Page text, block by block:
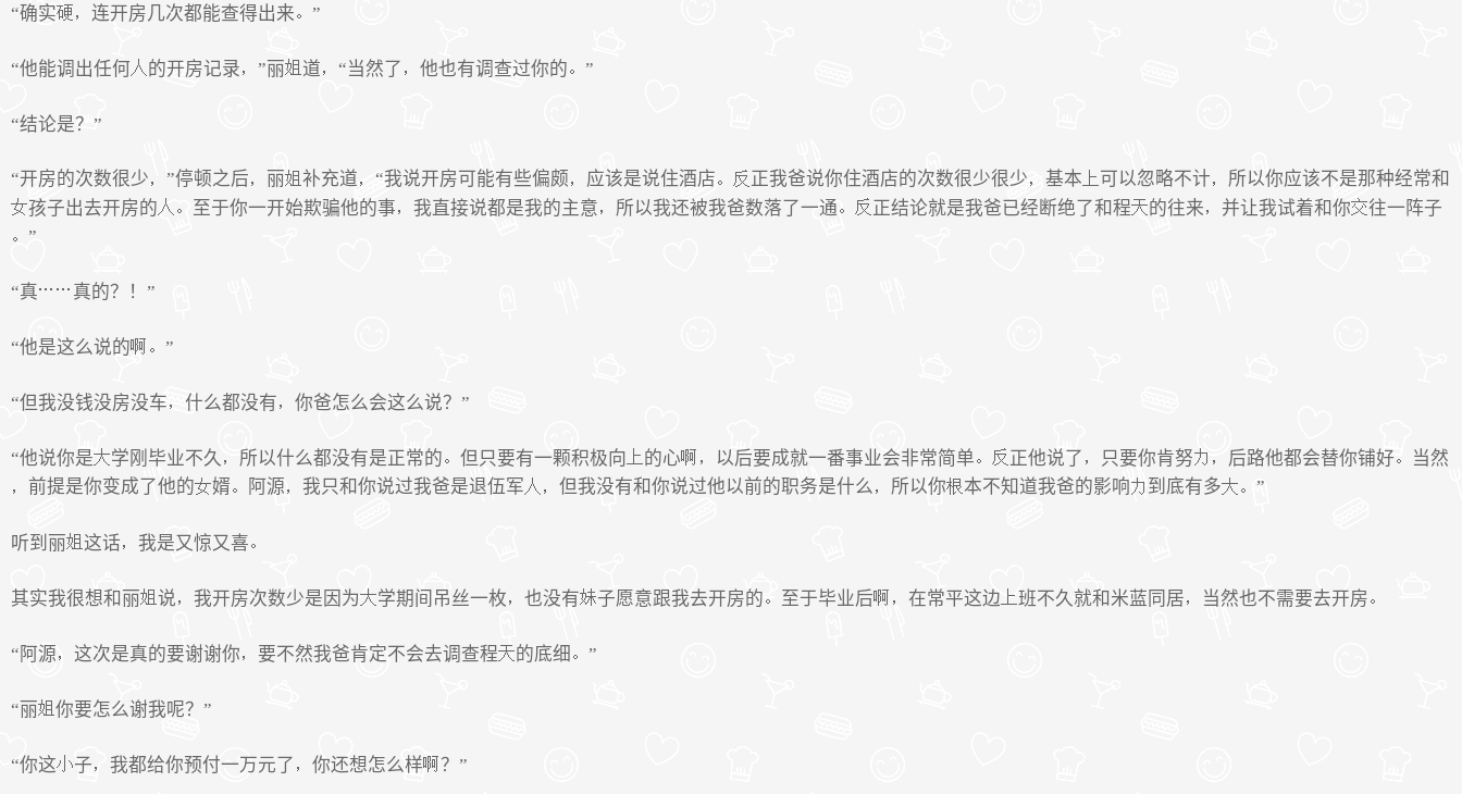
“确实 连开房几次都能查得出来 ”
“他能调出任何 的开房记录 ”丽 道 “当然了 他也有调查过你的 ”
“结论是？”
“开房的次数很少 ”停顿之后 丽 补充道 “我说开房可能有些偏颇 应该是说住酒店 正我爸说你住酒店的次数很少很少 基本 可以忽略不计
所以你应该不是那种经常和
孩子出去开房的
至于你一开始欺骗他的事 我直接说都是我的主意 所以我还被我爸数落了一通 正结论就是我爸已经断绝了和程 的往来 并让我试着和你
往一阵子
”
“真 真的？！”
“他是这么说的 ”
“但我没钱没房没车 什么都没有 你爸怎么会这么说？”
“他说你是 学刚毕业不久 所以什么都没有是正常的 但只要有一颗积极向 的心 以后要成就一番事业会非常简单 正他说了 只要你肯努 后路他都会替你铺好
当然
前提是你变成了他的
婿 阿源 我只和你说过我爸是退伍军 但我没有和你说过他以前的职务是什么 所以你 本不知道我爸的影响 到底有多 ”
听到丽 这话 我是又惊又喜
其实我很想和丽 说 我开房次数少是因为 学期间吊丝一枚 也没有 子愿意跟我去开房的 至于毕业后 在常平这边 班不久就和米蓝同居 当然也不需要去开房
“阿源 这次是真的要谢谢你 要不然我爸肯定不会去调查程 的底细 ”
“丽 你要怎么谢我呢？”
“你这 子 我都给你预付一万元了 你还想怎么样 ？”